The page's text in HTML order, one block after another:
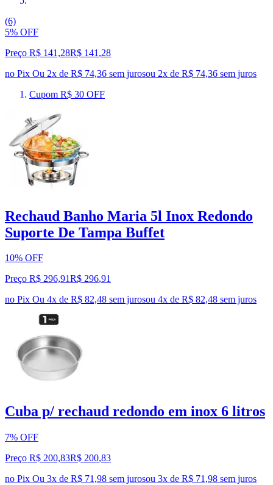
(6)
5% OFF
Preço R$ 141,28R$ 141 ,28
no Pix Ou 2x de R$ 74,36 sem jurosou 2x de R$ 74,36 sem juros
Cupom R$ 30 OFF
Rechaud Banho Maria 5l Inox Redondo
Suporte De Tampa Buffet
10% OFF
Preço R$ 296,91R$ 296,91
no Pix Ou 4x de R$ 82,48 sem jurosou 4x de R$ 82,48 sem juros
Cuba p/ rechaud redondo em inox 6 litros
7% OFF
Preço R$ 200,83R$ 200,83
no Pix Ou 3x de R$ 71,98 sem jurosou 3x de R$ 71,98 sem juros